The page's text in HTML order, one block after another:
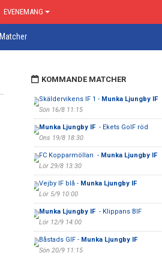
EVENEMANG
Matcher
KOMMANDE MATCHER
Skäldervikens IF 1 - Munka Ljungby IF
Sön 16/8 11:15
Munka Ljungby IF - Ekets GoIF röd
Ons 19/8 18:30
FC Kopparmöllan - Munka Ljungby IF
Lör 29/8 13:30
Vejby IF blå - Munka Ljungby IF
Lör 5/9 10:00
Munka Ljungby IF - Klippans BIF
Lör 12/9 14:00
Båstads GIF - Munka Ljungby IF
Sön 20/9 11:15